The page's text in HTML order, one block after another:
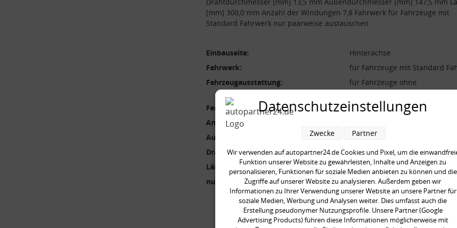
[mm] 300,0 mm Anzahl der Windungen 7,8 Fahrwerk für Fahrzeuge mit
Standard Fahrwerk nur paarweise austauschen
Einbauseite:
Hinterachse
Fahrwerk:
für Fahrzeuge mit Standard
Fahrzeugausstattung:
für Fahrzeuge ohne
Niveauregulierung
Federform:
Schraubenfeder
Anzahl der Windungen:
Außendurchmesser [mm]:
147,5 mm
Drahtdurchmesser [mm]:
13,5 mm
Länge [mm]:
300,0 mm
nur paarweise austauschen:
Datenschutzeinstellungen
Wir verwenden auf autopartner24.de Cookies und Pixel, um die
Funktion unserer Website zu gewährleisten, Inhalte und Anzeigen zu
personalisieren, Funktionen für soziale Medien anbieten zu können und die
Zugriffe auf unserer Website zu analysieren. Außerdem geben wir
Informationen zu Ihrer Verwendung unserer Website an unsere Partner für
soziale Medien, Werbung und Analysen weiter. Dies umfasst auch die
Erstellung pseudonymer Nutzungsprofile. Unsere Partner (Google
Advertising Products) führen diese Informationen möglicherweise mit
Zwecke Partner